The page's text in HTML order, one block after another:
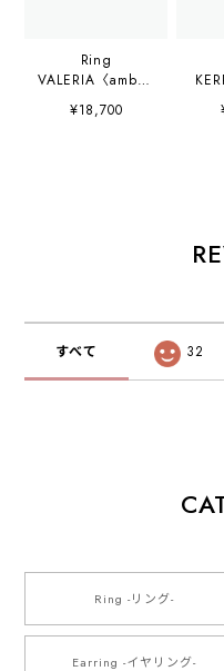
Ring
VALERIA〈amb24
red-r003〉
¥18,700
すべて 32
Ring -リング-
Earring -イヤリング-